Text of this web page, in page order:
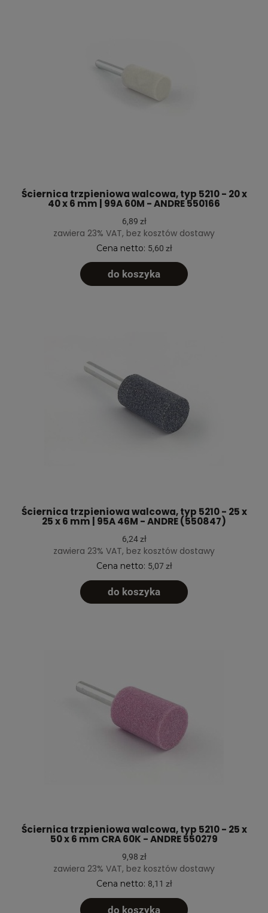
Ściernica trzpieniowa walcowa, typ 5210 - 20 x
40 x 6 mm | 99A 60M - ANDRE 550166
6,89 zł
zawiera 23% VAT, bez kosztów dostawy
Cena netto: 5,60 zł
do koszyka
Ściernica trzpieniowa walcowa, typ 5210 - 25 x
25 x 6 mm | 95A 46M - ANDRE (550847)
6,24 zł
zawiera 23% VAT, bez kosztów dostawy
Cena netto: 5,07 zł
do koszyka
Ściernica trzpieniowa walcowa, typ 5210 - 25 x
50 x 6 mm CRA 60K - ANDRE 550279
9,98 zł
zawiera 23% VAT, bez kosztów dostawy
Cena netto: 8,11 zł
do koszyka